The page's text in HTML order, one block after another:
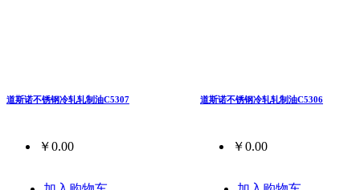
道斯诺不锈钢冷轧轧制油C5307
￥0.00
道斯诺不锈钢冷轧轧制油C5306
￥0.00